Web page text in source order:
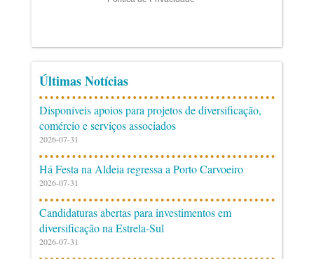
Últimas Notícias
Disponíveis apoios para projetos de diversificação,
comércio e serviços associados
2026-07-31
Há Festa na Aldeia regressa a Porto Carvoeiro
2026-07-31
Candidaturas abertas para investimentos em
diversificação na Estrela-Sul
2026-07-31